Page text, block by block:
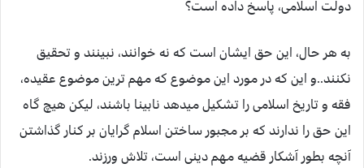
دولت اسلامی، پاسخ داده است؟
به هر حال، این حق ایشان است که نه خوانند، نبینند و تحقیق
نکنند..و این که در مورد این موضوع که مهم ترین موضوع عقیده،
فقه و تاریخ اسلامی را تشکیل میدهد نابینا باشند، لیکن هیچ گاه
این حق را ندارند که بر مجبور ساختن اسلام گرایان بر کنار گذاشتن
آنچه بطور آشکار قضیه مهم دینی است، تلاش ورزند.